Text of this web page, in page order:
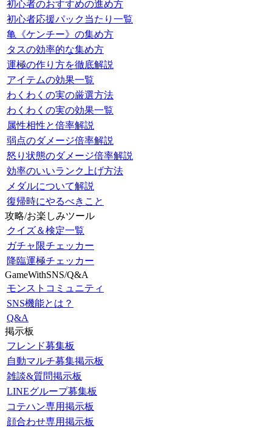
初心者のおすすめの進め方
初心者応援パック当たり一覧
亀《ケンチー》の集め方
タスの効率的な集め方
運極の作り方を徹底解説
アイテムの効果一覧
わくわくの実の厳選方法
わくわくの実の効果一覧
属性相性と倍率解説
弱点のダメージ倍率解説
怒り状態のダメージ倍率解説
効率のいいランク上げ方法
メダルについて解説
復帰時にやるべきこと
攻略/お楽しみツール
クイズ＆検定一覧
ガチャ限チェッカー
降臨運極チェッカー
GameWithSNS/Q&A
モンストコミュニティ
SNS機能とは？
Q&A
掲示板
フレンド募集板
自動マルチ募集掲示板
雑談&質問掲示板
LINEグループ募集板
コテハン専用掲示板
顔合わせ専用掲示板